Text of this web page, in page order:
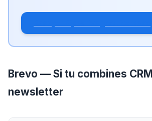
Brevo — Si tu combines
newsletter